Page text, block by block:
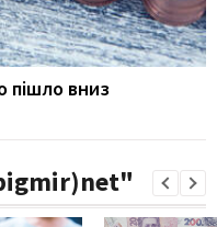
пішло вниз